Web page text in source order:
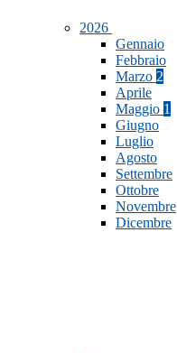
2026
Gennaio
Febbraio
Marzo 2
Aprile
Maggio 1
Giugno
Luglio
Agosto
Settembre
Ottobre
Novembre
Dicembre